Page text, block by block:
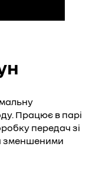
Працює в парі
передач зі
зменшеними